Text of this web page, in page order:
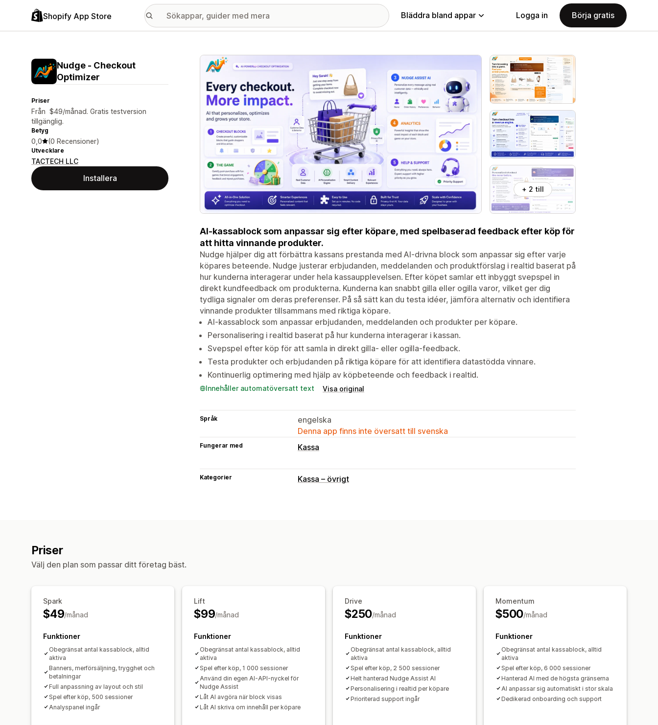
Shopify App Store Bläddra bland appar Logga in Börja gratis
Nudge ‑ Checkout
Optimizer
Priser
Från $49/månad. Gratis testversion
tillgänglig.
Betyg
0,0 (0 Recensioner)
Utvecklare
TACTECH LLC
Installera
Galleri med utvalda bilder
+ 2 till
AI-kassablock som anpassar sig efter köpare, med spelbaserad feedback efter köp för
att hitta vinnande produkter.
Nudge hjälper dig att förbättra kassans prestanda med AI-drivna block som anpassar sig efter varje
köpares beteende. Nudge justerar erbjudanden, meddelanden och produktförslag i realtid baserat på
hur kunderna interagerar under hela kassaupplevelsen. Efter köpet samlar ett inbyggt svepspel in
direkt kundfeedback om produkterna. Kunderna kan snabbt gilla eller ogilla varor, vilket ger dig
tydliga signaler om deras preferenser. På så sätt kan du testa idéer, jämföra alternativ och identifiera
vinnande produkter tillsammans med riktiga köpare.
AI-kassablock som anpassar erbjudanden, meddelanden och produkter per köpare.
Personalisering i realtid baserat på hur kunderna interagerar i kassan.
Svepspel efter köp för att samla in direkt gilla- eller ogilla-feedback.
Testa produkter och erbjudanden på riktiga köpare för att identifiera datastödda vinnare.
Kontinuerlig optimering med hjälp av köpbeteende och feedback i realtid.
Innehåller automatöversatt text Visa original
Språk
engelska
Denna app finns inte översatt till svenska
Fungerar med Kassa
Kategorier Kassa – övrigt
Priser
Välj den plan som passar ditt företag bäst.
Spark
$49/månad
Funktioner
Obegränsat antal kassablock, alltid
aktiva
Banners, merförsäljning, trygghet och
betalningar
Full anpassning av layout och stil
Spel efter köp, 500 sessioner
Analyspanel ingår
Lift
$99/månad
Funktioner
Obegränsat antal kassablock, alltid
aktiva
Spel efter köp, 1 000 sessioner
Använd din egen AI-API-nyckel för
Nudge Assist
Låt AI avgöra när block visas
Låt AI skriva om innehåll per köpare
Drive
$250/månad
Funktioner
Obegränsat antal kassablock, alltid
aktiva
Spel efter köp, 2 500 sessioner
Helt hanterad Nudge Assist AI
Personalisering i realtid per köpare
Prioriterad support ingår
Momentum
$500/månad
Funktioner
Obegränsat antal kassablock, alltid
aktiva
Spel efter köp, 6 000 sessioner
Hanterad AI med de högsta gränserna
AI anpassar sig automatiskt i stor skala
Dedikerad onboarding och support